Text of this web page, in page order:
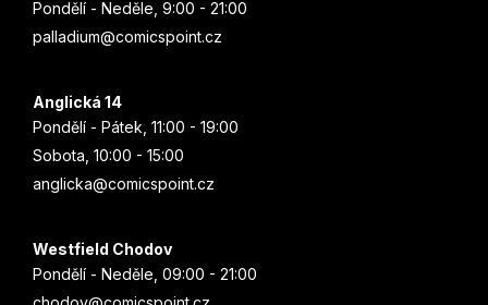
Pondělí - Neděle, 9:00 - 21:00
palladium@comicspoint.cz
Anglická 14
Pondělí - Pátek, 11:00 - 19:00
Sobota, 10:00 - 15:00
anglicka@comicspoint.cz
Westfield Chodov
Pondělí - Neděle, 09:00 - 21:00